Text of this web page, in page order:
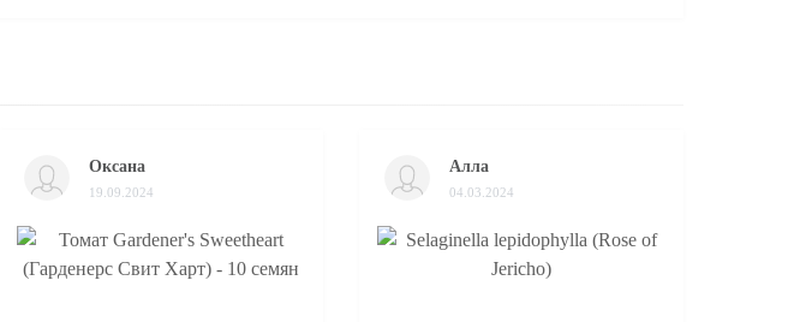
Оксана
19.09.2024
Алла
04.03.2024